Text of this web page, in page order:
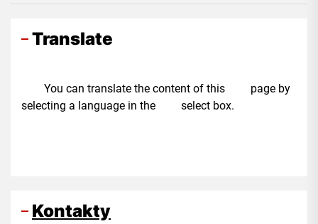
Translate
You can translate the content of this page by
selecting a language in the select box.
Kontakty